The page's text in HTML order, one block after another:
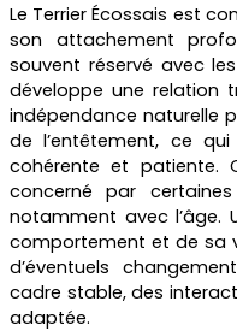
Le Terrier Écossais est
son attachement
souvent réservé avec
développe une relation
indépendance naturelle
de l’entêtement, ce
cohérente et patiente.
concerné par certaines
notamment avec l’âge.
comportement et de sa
d’éventuels
cadre stable, des
adaptée.